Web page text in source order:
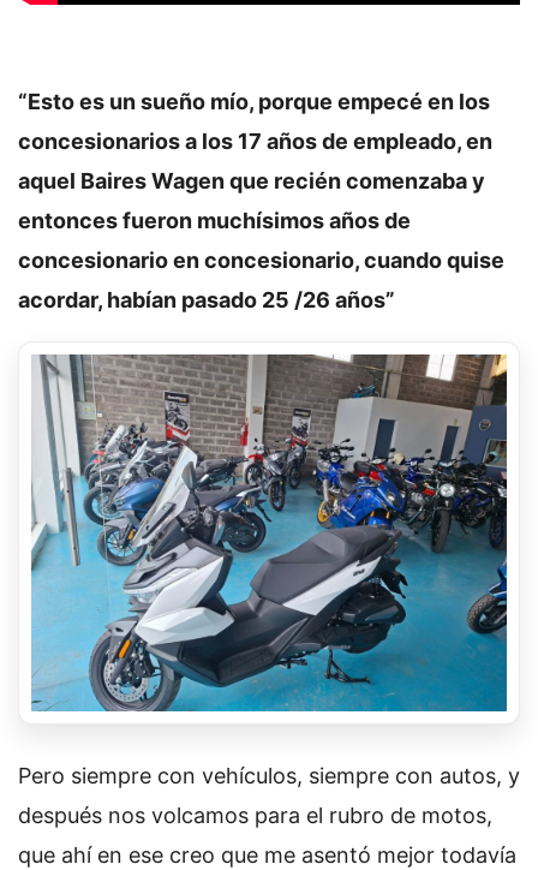
“Esto es un sueño mío, porque empecé en los
concesionarios a los 17 años de empleado, en
aquel Baires Wagen que recién comenzaba y
entonces fueron muchísimos años de
concesionario en concesionario, cuando quise
acordar, habían pasado 25 /26 años”
Pero siempre con vehículos, siempre con autos, y
después nos volcamos para el rubro de motos,
que ahí en ese creo que me asentó mejor todavía